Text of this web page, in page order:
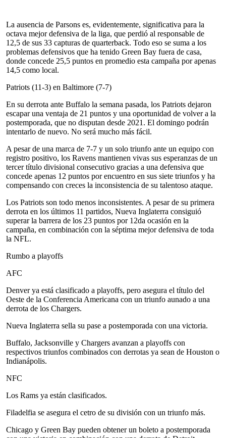
La ausencia de Parsons es, evidentemente, significativa para la
octava mejor defensiva de la liga, que perdió al responsable de
12,5 de sus 33 capturas de quarterback. Todo eso se suma a los
problemas defensivos que ha tenido Green Bay fuera de casa,
donde concede 25,5 puntos en promedio esta campaña por apenas
14,5 como local.
Patriots (11-3) en Baltimore (7-7)
En su derrota ante Buffalo la semana pasada, los Patriots dejaron
escapar una ventaja de 21 puntos y una oportunidad de volver a la
postemporada, que no disputan desde 2021. El domingo podrán
intentarlo de nuevo. No será mucho más fácil.
A pesar de una marca de 7-7 y un solo triunfo ante un equipo con
registro positivo, los Ravens mantienen vivas sus esperanzas de un
tercer título divisional consecutivo gracias a una defensiva que
concede apenas 12 puntos por encuentro en sus siete triunfos y ha
compensando con creces la inconsistencia de su talentoso ataque.
Los Patriots son todo menos inconsistentes. A pesar de su primera
derrota en los últimos 11 partidos, Nueva Inglaterra consiguió
superar la barrera de los 23 puntos por 12da ocasión en la
campaña, en combinación con la séptima mejor defensiva de toda
la NFL.
Rumbo a playoffs
AFC
Denver ya está clasificado a playoffs, pero asegura el título del
Oeste de la Conferencia Americana con un triunfo aunado a una
derrota de los Chargers.
Nueva Inglaterra sella su pase a postemporada con una victoria.
Buffalo, Jacksonville y Chargers avanzan a playoffs con
respectivos triunfos combinados con derrotas ya sean de Houston o
Indianápolis.
NFC
Los Rams ya están clasificados.
Filadelfia se asegura el cetro de su división con un triunfo más.
Chicago y Green Bay pueden obtener un boleto a postemporada